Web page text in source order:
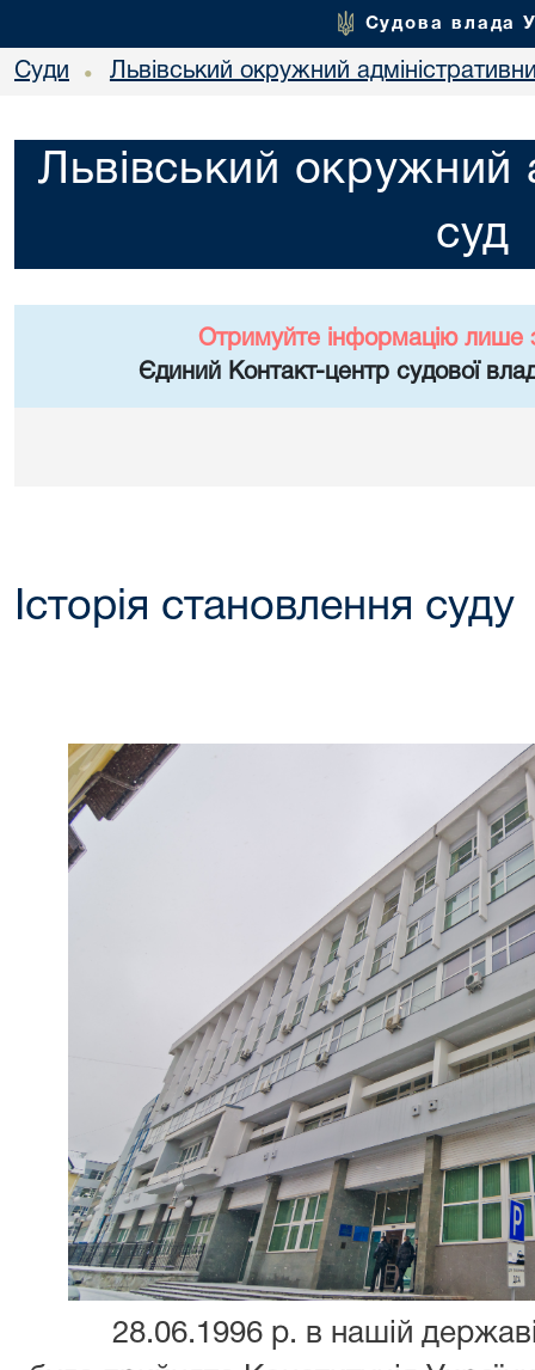
Судова влада
Суди • Львівський окружний
Львівський окружний
суд
Отримуйте інформацію лише
Єдиний Контакт-центр судової
Історія становлення суду
28.06.1996 р. в нашій державі